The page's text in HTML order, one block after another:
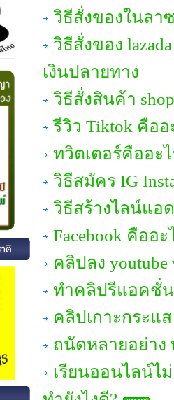
วิธีสั่งของในลา
วิธีสั่งของ
เงินปลายทาง
วิธีสั่งสินค้า
รีวิว Tiktok คืออ
ทวิตเตอร์คืออะ
วิธีสมัคร IG
วิธีสร้างไลน์แอ
Facebook คืออะ
คลิปลง
ทำคลิปรีแอคชั่
คลิปเกาะกระแ
ถนัดหลายอย่าง
เรียนออนไลน์ไ